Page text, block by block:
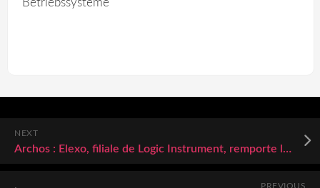
NEXT
Archos : Elexo, filiale de Logic Instrument, remporte le second marché subséquent du contrat-cadre MASTOC de la DIRISI
PREVIOUS